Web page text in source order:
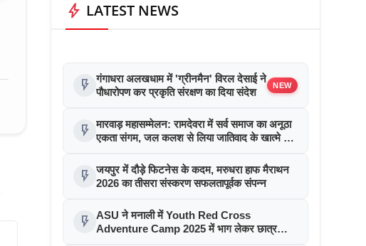
bolt LATEST NEWS
flash_on गंगाधरा अलखधाम में 'ग्रीनमैन' विरल देसाई ने
पौधारोपण कर प्रकृति संरक्षण का दिया संदेश
NEW
flash_on मारवाड़ महासम्मेलन: रामदेवरा में सर्व समाज का अनूठा
एकता संगम, जल कलश से लिया जातिवाद के खात्मे का
flash_on जयपुर में दौड़े फिटनेस के कदम, मरुधरा हाफ मैराथन
2026 का तीसरा संस्करण सफलतापूर्वक संपन्न
flash_on ASU ने मनाली में Youth Red Cross
Adventure Camp 2025 में भाग लेकर छात्र